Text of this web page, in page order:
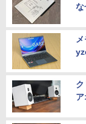
な